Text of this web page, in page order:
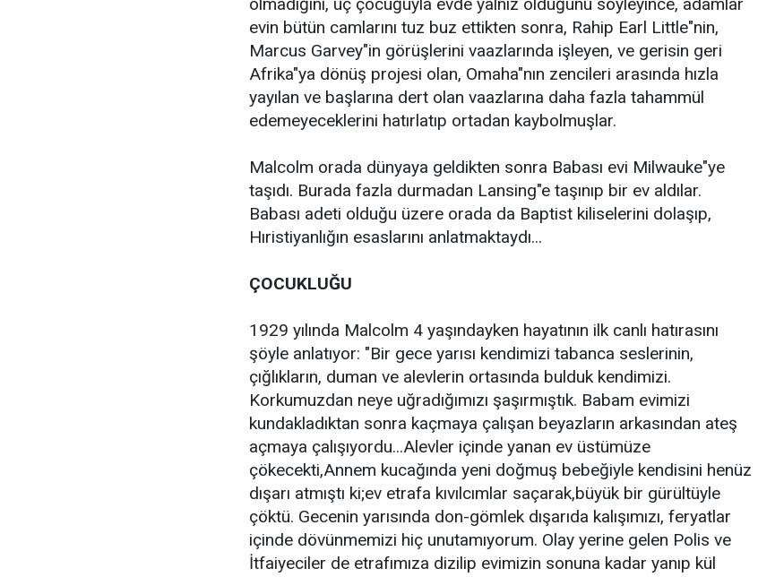
evin bütün camlarını tuz buz ettikten sonra, Rahip Earl Little"nin,
Marcus Garvey"in görüşlerini vaazlarında işleyen, ve gerisin geri
Afrika"ya dönüş projesi olan, Omaha"nın zencileri arasında hızla
yayılan ve başlarına dert olan vaazlarına daha fazla tahammül
edemeyeceklerini hatırlatıp ortadan kaybolmuşlar.
Malcolm orada dünyaya geldikten sonra Babası evi Milwauke"ye
taşıdı. Burada fazla durmadan Lansing"e taşınıp bir ev aldılar.
Babası adeti olduğu üzere orada da Baptist kiliselerini dolaşıp,
Hıristiyanlığın esaslarını anlatmaktaydı...
ÇOCUKLUĞU
1929 yılında Malcolm 4 yaşındayken hayatının ilk canlı hatırasını
şöyle anlatıyor: "Bir gece yarısı kendimizi tabanca seslerinin,
çığlıkların, duman ve alevlerin ortasında bulduk kendimizi.
Korkumuzdan neye uğradığımızı şaşırmıştık. Babam evimizi
kundakladıktan sonra kaçmaya çalışan beyazların arkasından ateş
açmaya çalışıyordu...Alevler içinde yanan ev üstümüze
çökecekti,Annem kucağında yeni doğmuş bebeğiyle kendisini henüz
dışarı atmıştı ki;ev etrafa kıvılcımlar saçarak,büyük bir gürültüyle
çöktü. Gecenin yarısında don-gömlek dışarıda kalışımızı, feryatlar
içinde dövünmemizi hiç unutamıyorum. Olay yerine gelen Polis ve
İtfaiyeciler de etrafımıza dizilip evimizin sonuna kadar yanıp kül